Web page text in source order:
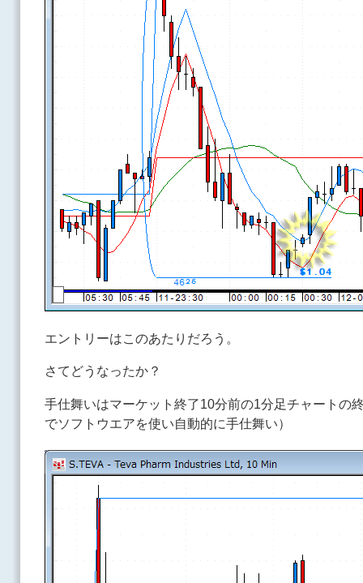
エントリーはこのあたりだろう。
さてどうなったか？
手仕舞いはマーケット終了10分前の1分足チャートの
でソフトウエアを使い自動的に手仕舞い）